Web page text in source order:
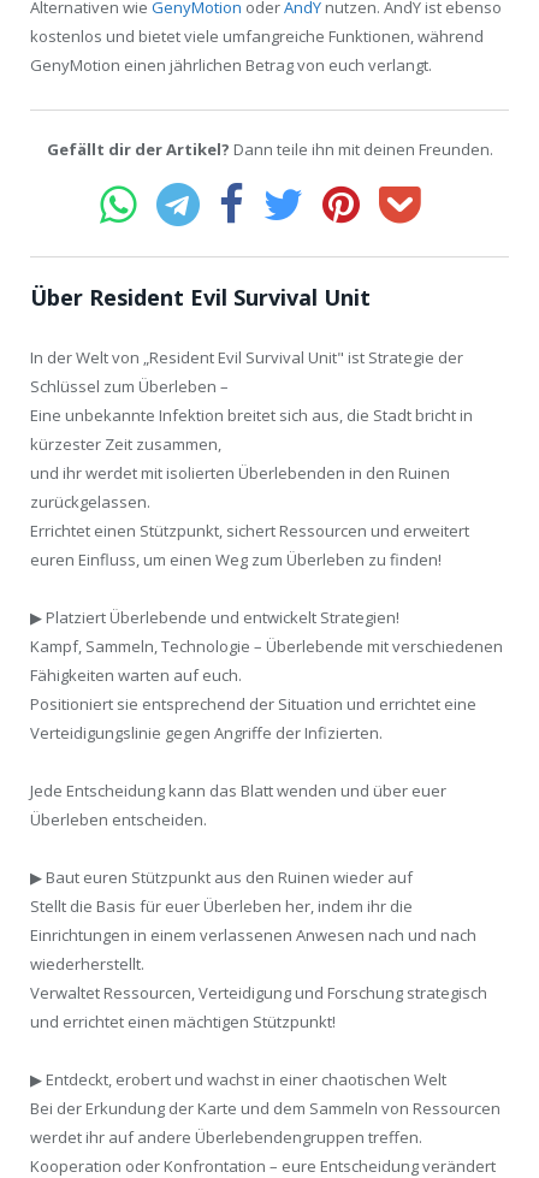
Alternativen wie GenyMotion oderAndY nutzen. AndY ist ebenso
kostenlos und bietet viele umfangreiche Funktionen, während
GenyMotion einen jährlichen Betrag von euch verlangt.
Gefällt dir der Artikel? Dann teile ihn mit deinen Freunden.
Über Resident Evil Survival Unit
In der Welt von „Resident Evil Survival Unit" ist Strategie der
Schlüssel zum Überleben –
Eine unbekannte Infektion breitet sich aus, die Stadt bricht in
kürzester Zeit zusammen,
und ihr werdet mit isolierten Überlebenden in den Ruinen
zurückgelassen.
Errichtet einen Stützpunkt, sichert Ressourcen und erweitert
euren Einfluss, um einen Weg zum Überleben zu finden!
▶ Platziert Überlebende und entwickelt Strategien!
Kampf, Sammeln, Technologie – Überlebende mit verschiedenen
Fähigkeiten warten auf euch.
Positioniert sie entsprechend der Situation und errichtet eine
Verteidigungslinie gegen Angriffe der Infizierten.
Jede Entscheidung kann das Blatt wenden und über euer
Überleben entscheiden.
▶ Baut euren Stützpunkt aus den Ruinen wieder auf
Stellt die Basis für euer Überleben her, indem ihr die
Einrichtungen in einem verlassenen Anwesen nach und nach
wiederherstellt.
Verwaltet Ressourcen, Verteidigung und Forschung strategisch
und errichtet einen mächtigen Stützpunkt!
▶ Entdeckt, erobert und wachst in einer chaotischen Welt
Bei der Erkundung der Karte und dem Sammeln von Ressourcen
werdet ihr auf andere Überlebendengruppen treffen.
Kooperation oder Konfrontation – eure Entscheidung verändert